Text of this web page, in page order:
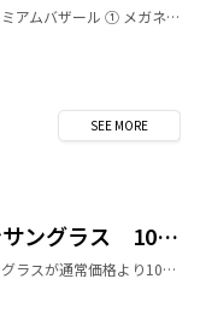
パリミキプレミアムバザール ① メガネ一式 10%～50%オフ ② レンズSALE（ルティーナシリーズ 調光レンズ ・ 偏光レンズ ） 1,000円OFF 期間中はメガネ一式が最大50％OFFになります。 更にレンズSALEとしてルティーナシリーズレンズ、 調光レンズ(トランジションズ)、 偏光レンズ(グレアレス1.60)が 税込1,000円OFFとなります。 是非この機会にお立ち寄り下さいませ。 ※他の割引・値引きとは併用出来ません。 詳しくは店頭スタッフまでお問い合わせ下さいませ。 期間 7/1(水)〜8/23(日)
SEE MORE
レイバンサングラス 10%OFF SALE！
RAY-BANサングラスが通常価格より10%OFF！ 期間限定のお得なチャンスをぜひお見逃しなく！